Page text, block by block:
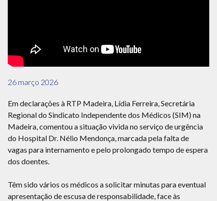
26 março 2026
Em declarações à RTP Madeira, Lídia Ferreira, Secretária
Regional do Sindicato Independente dos Médicos (SIM) na
Madeira, comentou a situação vivida no serviço de urgência
do Hospital Dr. Nélio Mendonça, marcada pela falta de
vagas para internamento e pelo prolongado tempo de espera
dos doentes.
Têm sido vários os médicos a solicitar minutas para eventual
apresentação de escusa de responsabilidade, face às